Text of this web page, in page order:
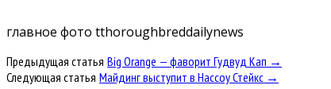
главное фото tthoroughbreddailynews
Предыдущая статья Big Orange — фаворит Гудвуд Кап →
Следующая статья Майдинг выступит в Нассоу Стейкс →